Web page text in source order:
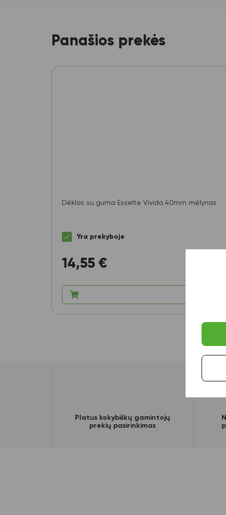
Panašios prekės
Dėklas su guma Esselte Vivida 40mm mėlynas
Yra prekyboje
14,55 €
Platus kokybiškų gamintojų
prekių pasirinkimas